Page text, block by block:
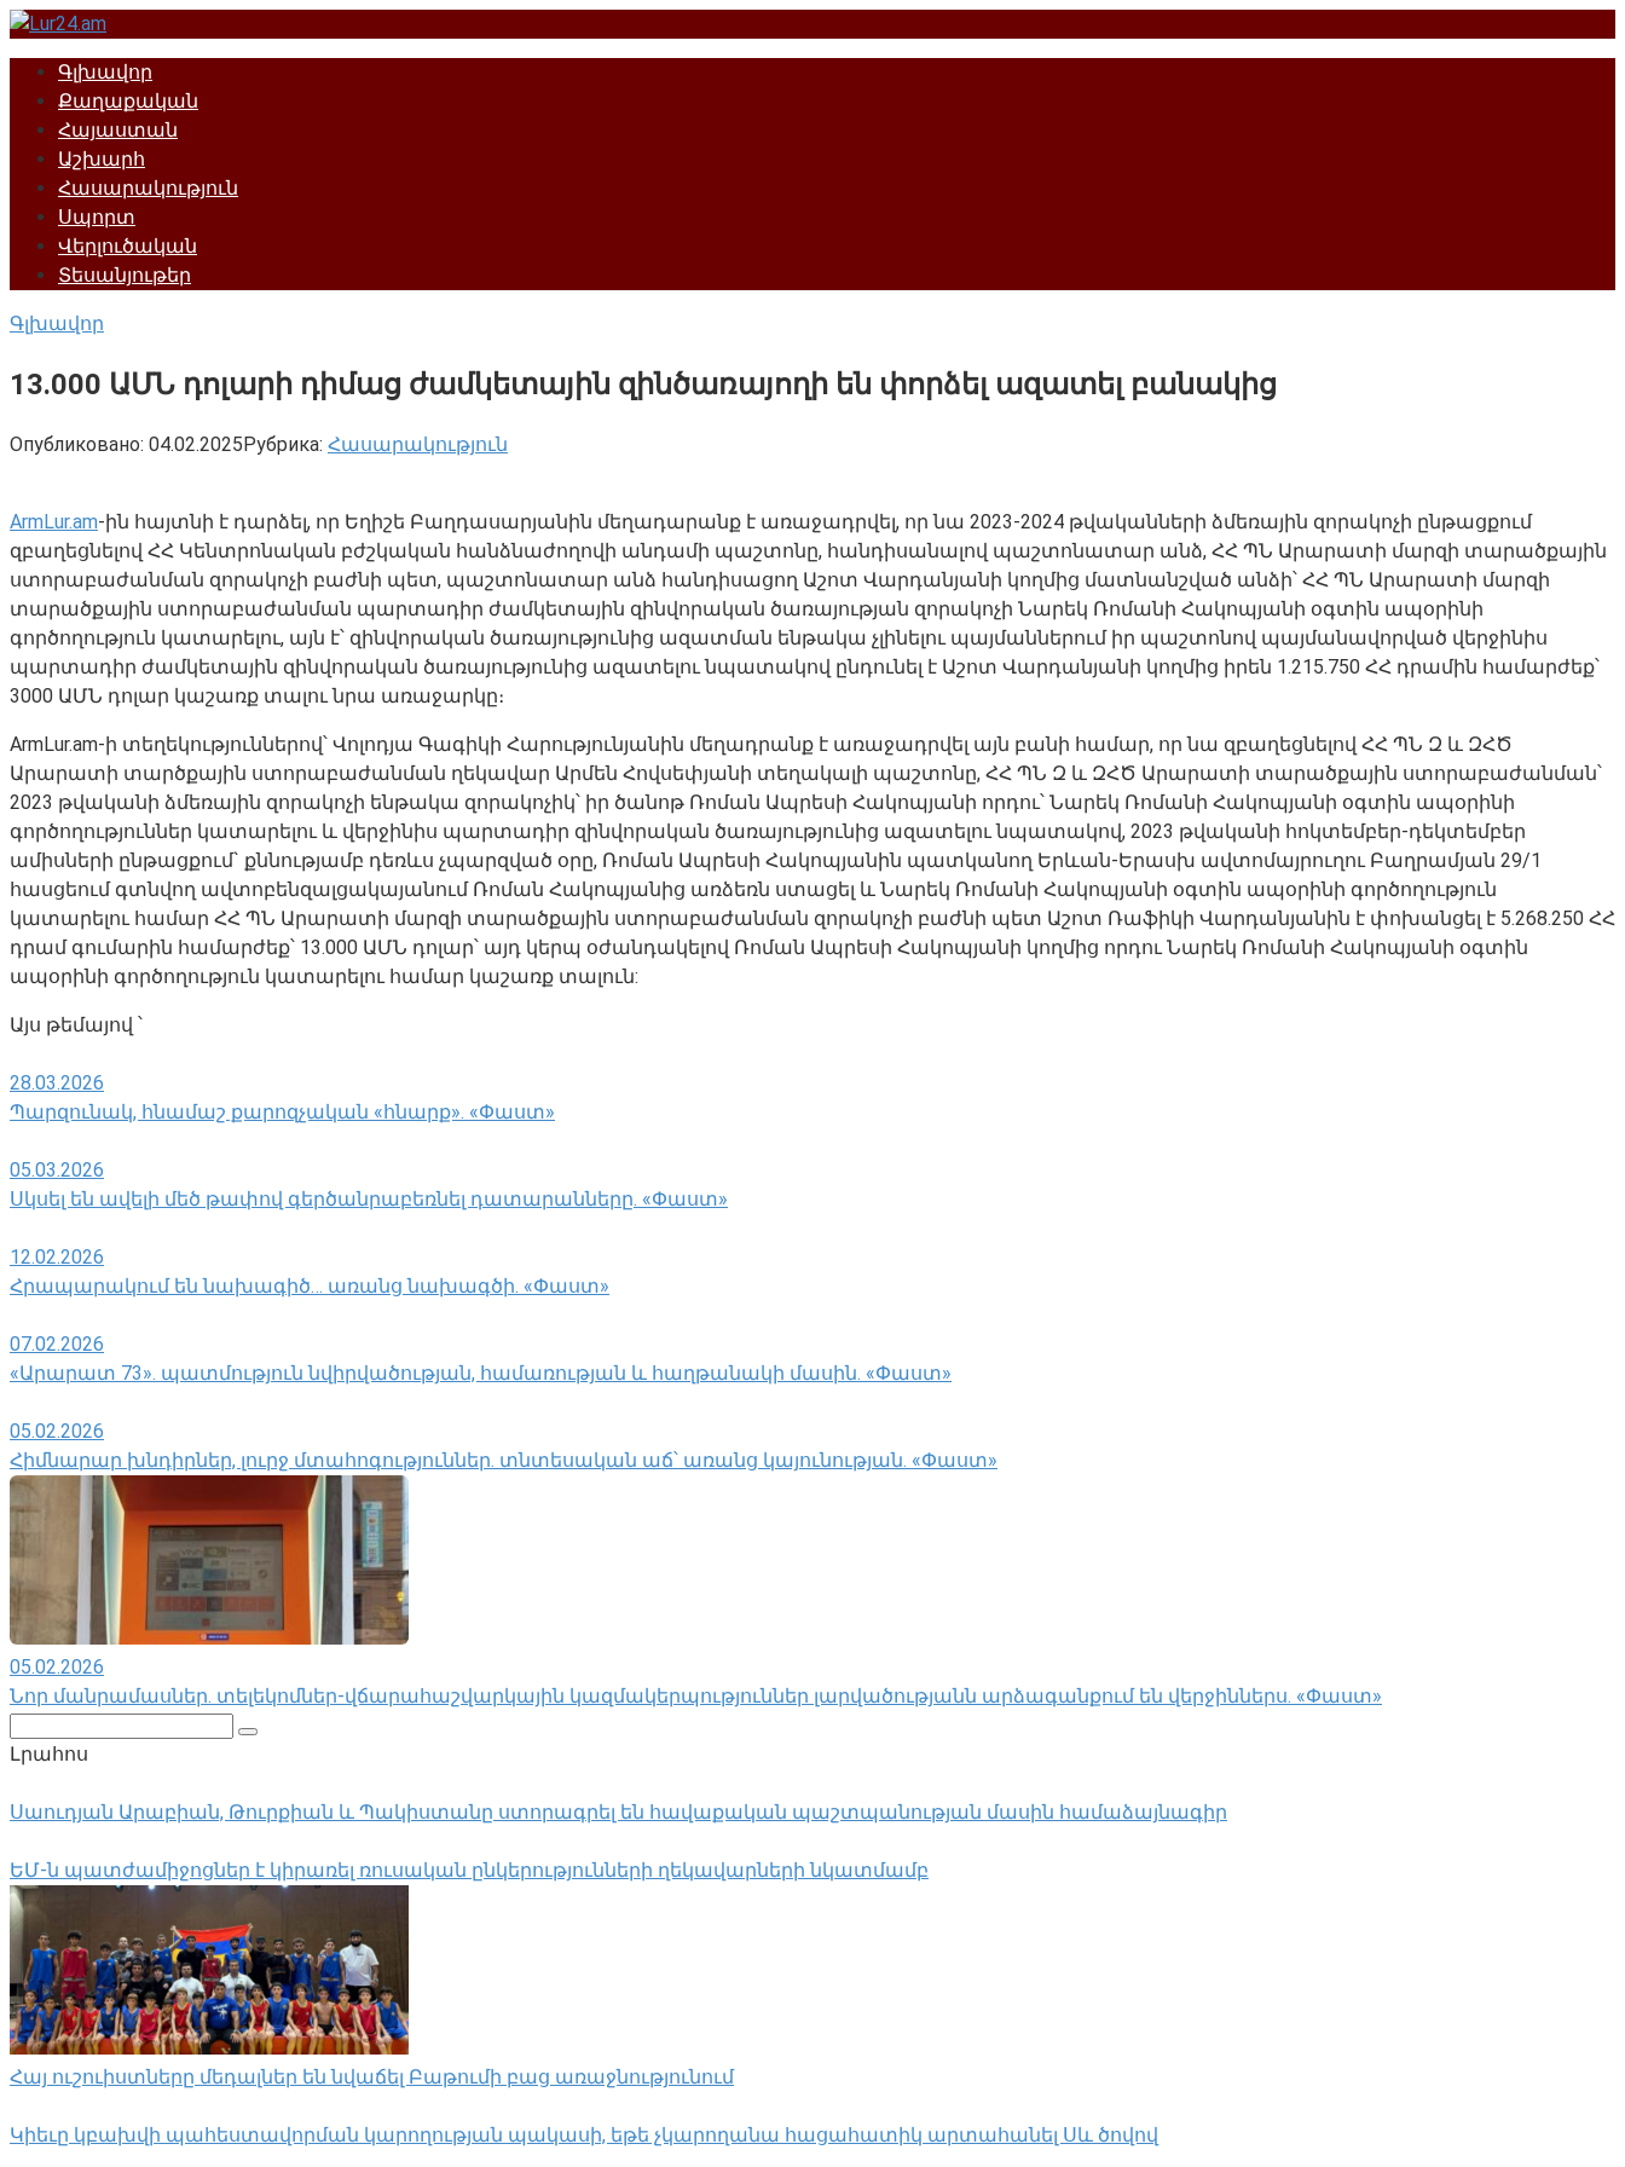
Перейти
контентуԳլխավոր
Քաղաքական
Հայաստան
Աշխարհ
Հասարակություն
Սպորտ
Վերլուծական
Տեսանյութեր
Գլխավոր
13.000 ԱՄՆ դոլարի դիմաց ժամկետային զինծառայողի են փորձել ազատել բանակից
Опубликовано: 04.02.2025Рубрика: Հասարակություն
ArmLur.am-ին հայտնի է դարձել, որ Եղիշե Բաղդասարյանին մեղադարանք է առաջադրվել, որ նա 2023-2024 թվականների ձմեռային զորակոչի ընթացքում
զբաղեցնելով ՀՀ Կենտրոնական բժշկական հանձնաժողովի անդամի պաշտոնը, հանդիսանալով պաշտոնատար անձ, ՀՀ ՊՆ Արարատի մարզի տարածքային
ստորաբաժանման զորակոչի բաժնի պետ, պաշտոնատար անձ հանդիսացող Աշոտ Վարդանյանի կողմից մատնանշված անձի՝ ՀՀ ՊՆ Արարատի մարզի
տարածքային ստորաբաժանման պարտադիր ժամկետային զինվորական ծառայության զորակոչի Նարեկ Ռոմանի Հակոպյանի օգտին ապօրինի
գործողություն կատարելու, այն է՝ զինվորական ծառայությունից ազատման ենթակա չլինելու պայմաններում իր պաշտոնով պայմանավորված վերջինիս
պարտադիր ժամկետային զինվորական ծառայությունից ազատելու նպատակով ընդունել է Աշոտ Վարդանյանի կողմից իրեն 1.215.750 ՀՀ դրամին համարժեք՝
3000 ԱՄՆ դոլար կաշառք տալու նրա առաջարկը։
ArmLur.am-ի տեղեկություններով՝ Վոլոդյա Գագիկի Հարությունյանին մեղադրանք է առաջադրվել այն բանի համար, որ նա զբաղեցնելով ՀՀ ՊՆ Զ և ԶՀԾ
Արարատի տարծքային ստորաբաժանման ղեկավար Արմեն Հովսեփյանի տեղակալի պաշտոնը, ՀՀ ՊՆ Զ և ԶՀԾ Արարատի տարածքային ստորաբաժանման՝
2023 թվականի ձմեռային զորակոչի ենթակա զորակոչիկ՝ իր ծանոթ Ռոման Ապրեսի Հակոպյանի որդու՝ Նարեկ Ռոմանի Հակոպյանի օգտին ապօրինի
գործողություններ կատարելու և վերջինիս պարտադիր զինվորական ծառայությունից ազատելու նպատակով, 2023 թվականի հոկտեմբեր-դեկտեմբեր
ամիսների ընթացքում` քննությամբ դեռևս չպարզված օրը, Ռոման Ապրեսի Հակոպյանին պատկանող Երևան-Երասխ ավտոմայրուղու Բաղրամյան 29/1
հասցեում գտնվող ավտոբենզալցակայանում Ռոման Հակոպյանից առձեռն ստացել և Նարեկ Ռոմանի Հակոպյանի օգտին ապօրինի գործողություն
կատարելու համար ՀՀ ՊՆ Արարատի մարզի տարածքային ստորաբաժանման զորակոչի բաժնի պետ Աշոտ Ռաֆիկի Վարդանյանին է փոխանցել է 5.268.250 ՀՀ
դրամ գումարին համարժեք՝ 13.000 ԱՄՆ դոլար՝ այդ կերպ օժանդակելով Ռոման Ապրեսի Հակոպյանի կողմից որդու Նարեկ Ռոմանի Հակոպյանի օգտին
ապօրինի գործողություն կատարելու համար կաշառք տալուն:
Այս թեմայով ՝
28.03.2026
Պարզունակ, հնամաշ քարոզչական «հնարք». «Փաստ»
05.03.2026
Սկսել են ավելի մեծ թափով գերծանրաբեռնել դատարանները. «Փաստ»
12.02.2026
Հրապարակում են նախագիծ… առանց նախագծի. «Փաստ»
07.02.2026
«Արարատ 73». պատմություն նվիրվածության, համառության և հաղթանակի մասին. «Փաստ»
05.02.2026
Հիմնարար խնդիրներ, լուրջ մտահոգություններ. տնտեսական աճ՝ առանց կայունության. «Փաստ»
05.02.2026
Նոր մանրամասներ. տելեկոմներ-վճարահաշվարկային կազմակերպություններ լարվածությանն արձագանքում են վերջիններս. «Փաստ»
Լրահոս
Սաուդյան Արաբիան, Թուրքիան և Պակիստանը ստորագրել են հավաքական պաշտպանության մասին համաձայնագիր
ԵՄ-ն պատժամիջոցներ է կիրառել ռուսական ընկերությունների ղեկավարների նկատմամբ
Հայ ուշուիստները մեդալներ են նվաճել Բաթումի բաց առաջնությունում
Կիեւը կբախվի պահեստավորման կարողության պակասի, եթե չկարողանա հացահատիկ արտահանել Սև ծովով